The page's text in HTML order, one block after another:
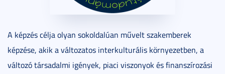
A képzés célja olyan sokoldalúan művelt szakemberek
képzése, akik a változatos interkulturális környezetben, a
változó társadalmi igények, piaci viszonyok és finanszírozási